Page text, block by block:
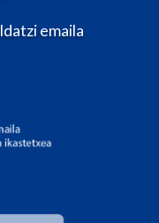
Idatzi emaila